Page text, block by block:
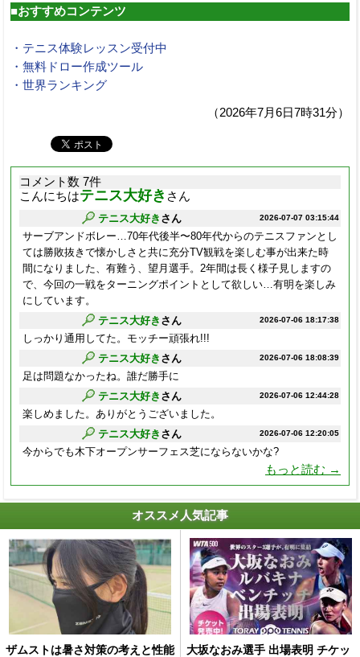
■おすすめコンテンツ
・テニス体験レッスン受付中
・無料ドロー作成ツール
・世界ランキング
（2026年7月6日7時31分）
コメント数 7件
こんにちはテニス大好き さん
2026-07-07 03:15:44
テニス大好き さん
サーブアンドボレー…70年代後半〜80年代からのテニスファンとし
ては勝敗抜きで懐かしさと共に充分TV観戦を楽しむ事が出来た時
間になりました、有難う、望月選手。2年間は長く様子見しますの
で、今回の一戦をターニングポイントとして欲しい…有明を楽しみ
にしています。
2026-07-06 18:17:38
テニス大好き さん
しっかり通用してた。モッチー頑張れ!!!
2026-07-06 18:08:39
テニス大好き さん
足は問題なかったね。誰だ勝手に
2026-07-06 12:44:28
テニス大好き さん
楽しめました。ありがとうございました。
2026-07-06 12:20:05
テニス大好き さん
今からでも木下オープンサーフェス芝にならないかな?
もっと読む →
オススメ人気記事
ザムストは暑さ対策の考えと性能
大坂なおみ選手 出場表明 チケッ